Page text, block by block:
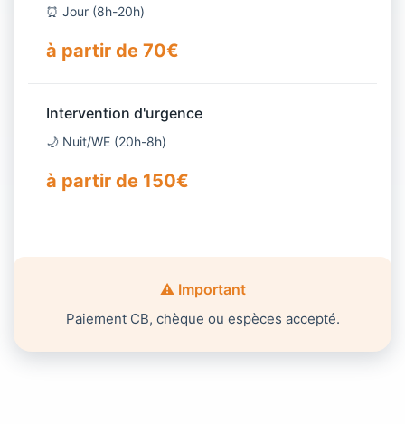
⏰ Jour (8h-20h)
à partir de 70€
Intervention d'urgence
🌙 Nuit/WE (20h-8h)
à partir de 150€
⚠️ Important
Paiement CB, chèque ou espèces accepté.